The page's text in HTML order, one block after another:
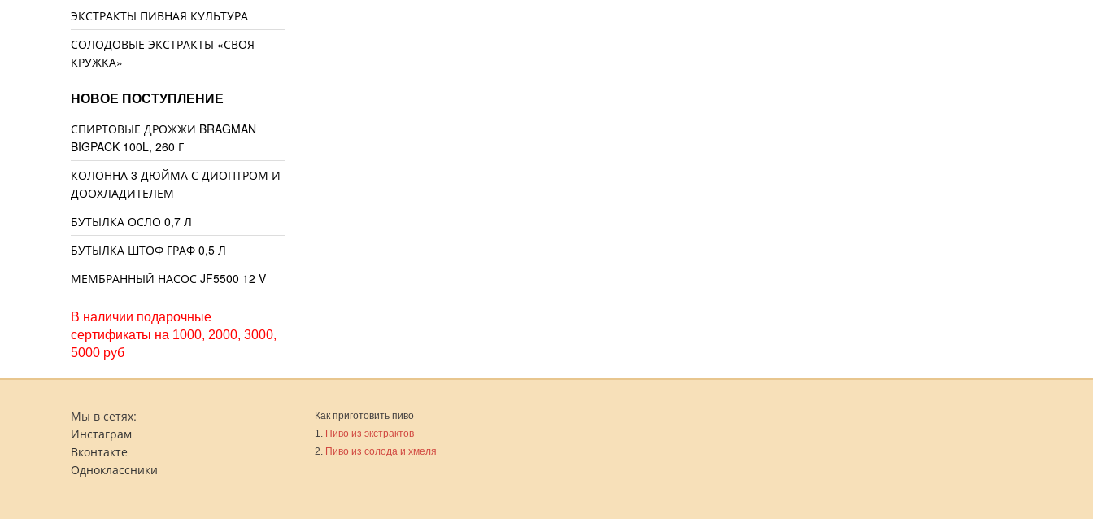
ЭКСТРАКТЫ ПИВНАЯ КУЛЬТУРА
СОЛОДОВЫЕ ЭКСТРАКТЫ «СВОЯ
КРУЖКА»
НОВОЕ ПОСТУПЛЕНИЕ
СПИРТОВЫЕ ДРОЖЖИ BRAGMAN
BIGPACK 100L, 260 Г
КОЛОННА 3 ДЮЙМА С ДИОПТРОМ И
ДООХЛАДИТЕЛЕМ
БУТЫЛКА ОСЛО 0,7 Л
БУТЫЛКА ШТОФ ГРАФ 0,5 Л
МЕМБРАННЫЙ НАСОС JF5500 12 V
В наличии подарочные
сертификаты на 1000, 2000, 3000,
5000 руб
Мы в сетях:
Инстаграм
Вконтакте
Одноклассники
Как приготовить пиво
1. Пиво из экстрактов
2. Пиво из солода и хмеля